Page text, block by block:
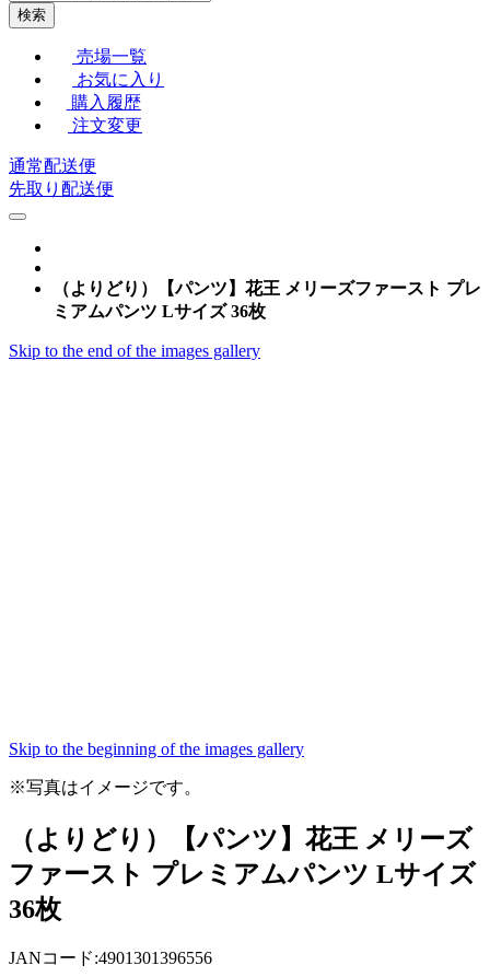
検索
売場一覧
お気に入り
購入履歴
注文変更
通常配送便
先取り配送便
（よりどり）【パンツ】花王 メリーズファースト プレ
ミアムパンツ Lサイズ 36枚
Skip to the end of the images gallery
Skip to the beginning of the images gallery
※写真はイメージです。
（よりどり）【パンツ】花王 メリーズ
ファースト プレミアムパンツ Lサイズ
36枚
JANコード:4901301396556